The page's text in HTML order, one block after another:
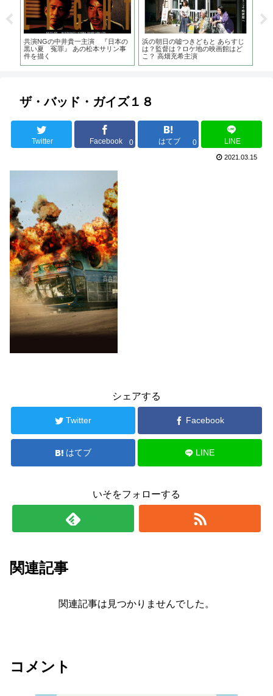
共演NGの中井貴一主演 『日本の
黒い夏 冤罪』 あの松本サリン事
件を描く
浜の朝日の嘘つきどもと あらすじ
は？監督は？ロケ地の映画館はど
こ？ 高畑充希主演
ザ・バッド・ガイズ１８
Twitter Facebook 0 はてブ 0 LINE
2021.03.15
シェアする
Twitter Facebook
はてブ LINE
いそをフォローする
関連記事
関連記事は見つかりませんでした。
コメント